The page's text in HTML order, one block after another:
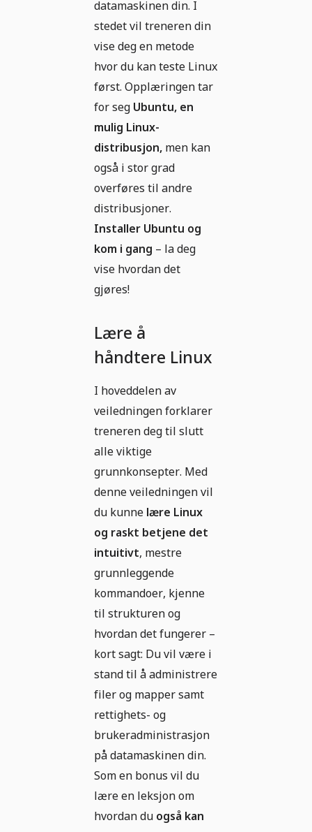
datamaskinen din. I
stedet vil treneren din
vise deg en metode
hvor du kan teste Linux
først. Opplæringen tar
for seg Ubuntu, en
mulig Linux-
distribusjon, men kan
også i stor grad
overføres til andre
distribusjoner.
Installer Ubuntu og
kom i gang – la deg
vise hvordan det
gjøres!
Lære å
håndtere Linux
I hoveddelen av
veiledningen forklarer
treneren deg til slutt
alle viktige
grunnkonsepter. Med
denne veiledningen vil
du kunne lære Linux
og raskt betjene det
intuitivt, mestre
grunnleggende
kommandoer, kjenne
til strukturen og
hvordan det fungerer –
kort sagt: Du vil være i
stand til å administrere
filer og mapper samt
rettighets- og
brukeradministrasjon
på datamaskinen din.
Som en bonus vil du
lære en leksjon om
hvordan du også kan